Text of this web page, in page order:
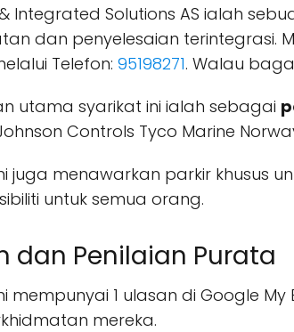
Integrated Solutions AS ialah
dan penyelesaian terintegrasi.
Telefon: 95198271. Walau
utama syarikat ini ialah sebagai
Controls Tyco Marine
juga menawarkan parkir khusus
untuk semua orang.
dan Penilaian Purata
mempunyai 1 ulasan di Google
mereka.